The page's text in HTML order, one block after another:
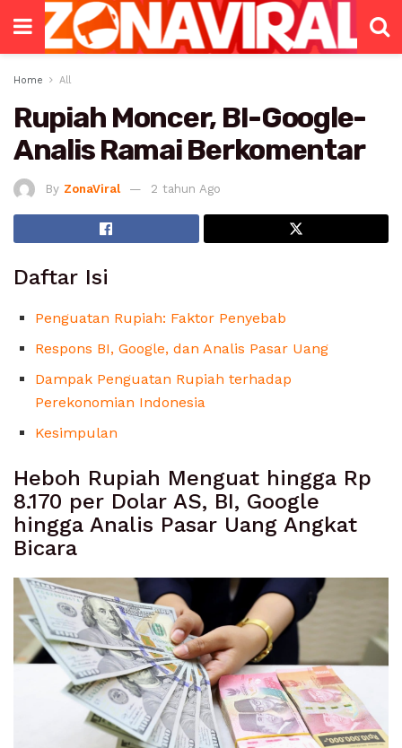
Home All
Rupiah Moncer, BI-Google-
Analis Ramai Berkomentar
By ZonaViral 2 tahun Ago
Daftar Isi
Penguatan Rupiah: Faktor Penyebab
Respons BI, Google, dan Analis Pasar Uang
Dampak Penguatan Rupiah terhadap
Perekonomian Indonesia
Kesimpulan
Heboh Rupiah Menguat hingga Rp
8.170 per Dolar AS, BI, Google
hingga Analis Pasar Uang Angkat
Bicara